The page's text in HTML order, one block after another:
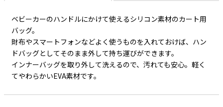
ベビーカーのハンドルにかけて使えるシリコン素材のカート用
バッグ。
財布やスマートフォンなどよく使うものを入れておけば、ハン
ドバッグとしてそのまま外して持ち運びができます。
インナーバッグを取り外して洗えるので、汚れても安心。軽く
てやわらかいEVA素材です。